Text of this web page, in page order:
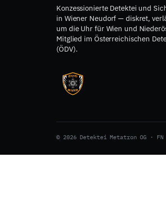
Konzessionierte Detektei und
in Wiener Neudorf — diskret,
um die Uhr für Wien und
Mitglied im Österreichischen
(ÖDV).
© 2026 Detektei Metatron OG · FN